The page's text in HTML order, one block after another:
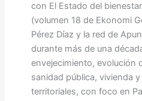
con El Estado del
(volumen 18 de Ekonomi
Pérez Díaz y la red de
durante más de una
envejecimiento, evolución
sanidad pública, vivienda
territoriales, con foco en